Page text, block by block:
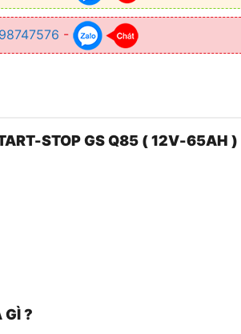
-
STOP GS Q85 ( 12V-65AH )
GÌ ?